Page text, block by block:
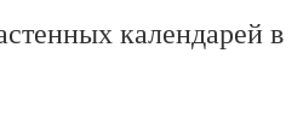
календарей в